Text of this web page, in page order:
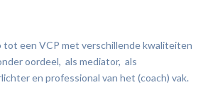
tot een VCP met verschillende kwaliteiten
oordeel, als mediator, als
en professional van het (coach) vak.